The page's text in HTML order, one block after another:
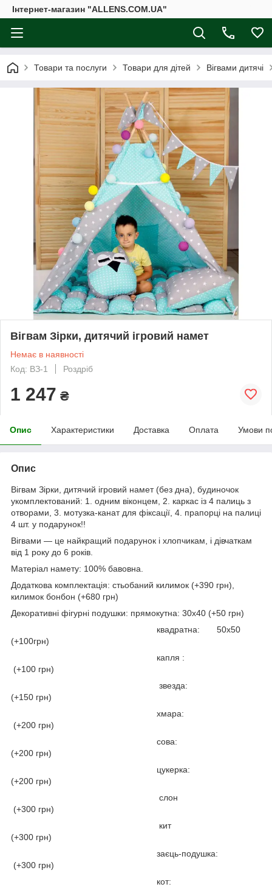
Інтернет-магазин "ALLENS.COM.UA"
Товари та послуги Товари для дітей Вігвами дитячі
Вігвам Зірки, дитячий ігровий намет
Немає в наявності
Код: ВЗ-1
Роздріб
1 247 ₴
Опис Характеристики Доставка Оплата Умови
Опис
Вігвам Зірки, дитячий ігровий намет (без дна), будиночок
укомплектований: 1. одним віконцем, 2. каркас із 4 палиць з
отворами, 3. мотузка-канат для фіксації, 4. прапорці на палиці
4 шт. у подарунок!!
Вігвами — це найкращий подарунок і хлопчикам, і дівчаткам
від 1 року до 6 років.
Матеріал намету: 100% бавовна.
Додаткова комплектація: стьобаний килимок (+390 грн),
килимок бонбон (+680 грн)
Декоративні фігурні подушки: прямокутна: 30х40 (+50 грн)
квадратна: 50х50
(+100грн)
капля :
(+100 грн)
звезда:
(+150 грн)
хмара:
(+200 грн)
сова:
(+200 грн)
цукерка:
(+200 грн)
слон
(+300 грн)
кит
(+300 грн)
заєць-подушка:
(+300 грн)
кот: